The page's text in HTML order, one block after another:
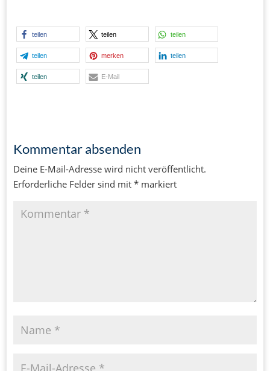
teilen teilen teilen
teilen merken teilen
teilen E-Mail
Kommentar absenden
Deine E-Mail-Adresse wird nicht veröffentlicht.
Erforderliche Felder sind mit *markiert